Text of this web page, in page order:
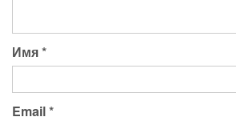
Имя*
Email*